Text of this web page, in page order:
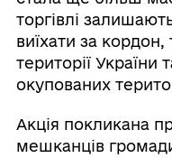
торгівлі
виїхати за
території України
окупованих
Акція покликана
мешканців